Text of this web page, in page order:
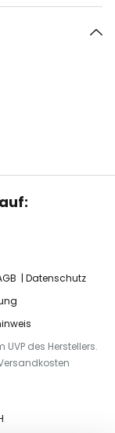
Datenschutz
des Herstellers.